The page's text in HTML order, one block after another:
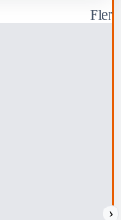
Fler
›